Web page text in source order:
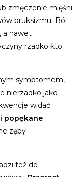
zmęczenie mięśni
bruksizmu. Ból
a nawet
rzadko kto
symptomem,
nierzadko jako
widać
popękane
zęby
też do